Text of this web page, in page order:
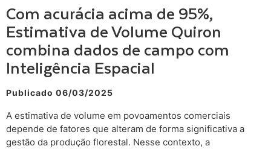
Com acurácia acima de 95%,
Estimativa de Volume Quiron
combina dados de campo com
Inteligência Espacial
Publicado 06/03/2025
A estimativa de volume em povoamentos comerciais
depende de fatores que alteram de forma significativa a
gestão da produção florestal. Nesse contexto, a